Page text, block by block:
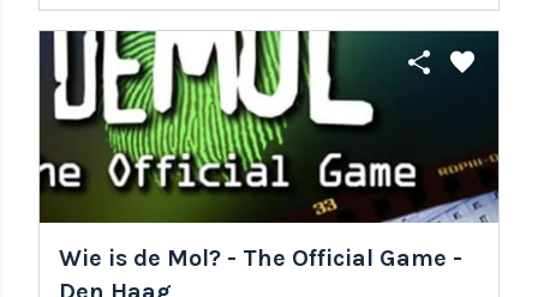
share favorite
Wie is de Mol? - The Official Game -